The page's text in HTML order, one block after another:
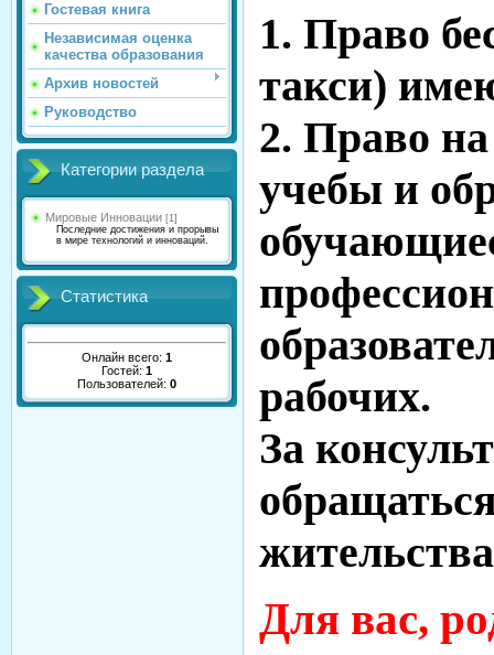
Гостевая книга
Независимая оценка
качества образования
Архив новостей
Руководство
Категории раздела
Мировые Инновации [1]
Последние достижения и прорывы
в мире технологий и инноваций.
Статистика
Онлайн всего: 1
Гостей: 1
Пользователей: 0
1. Право
такси)
2. Право на
учебы и
рабочих.
За
жительства
Для вас,